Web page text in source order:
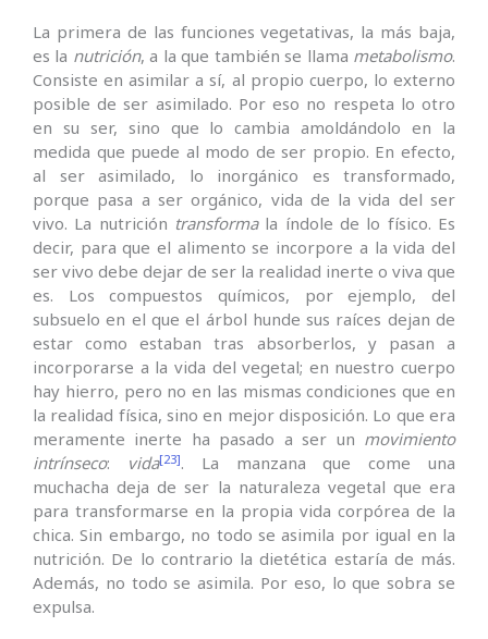
La primera de las funciones vegetativas, la más baja,
es la nutrición, a la que también se llama metabolismo.
Consiste en asimilar a sí, al propio cuerpo, lo externo
posible de ser asimilado. Por eso no respeta lo otro
en su ser, sino que lo cambia amoldándolo en la
medida que puede al modo de ser propio. En efecto,
al ser asimilado, lo inorgánico es transformado,
porque pasa a ser orgánico, vida de la vida del ser
vivo. La nutrición transformala índole de lo físico. Es
decir, para que el alimento se incorpore a la vida del
ser vivo debe dejar de ser la realidad inerte o viva que
es. Los compuestos químicos, por ejemplo, del
subsuelo en el que el árbol hunde sus raíces dejan de
estar como estaban tras absorberlos, y pasan a
incorporarse a la vida del vegetal; en nuestro cuerpo
hay hierro, pero no en las mismas condiciones que en
la realidad física, sino en mejor disposición. Lo que era
meramente inerte ha pasado a ser un movimiento
intrínseco: vida[23]. La manzana que come una
muchacha deja de ser la naturaleza vegetal que era
para transformarse en la propia vida corpórea de la
chica. Sin embargo, no todo se asimila por igual en la
nutrición. De lo contrario la dietética estaría de más.
Además, no todo se asimila. Por eso, lo que sobra se
expulsa.